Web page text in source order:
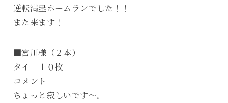
逆転満塁ホームランでした！！
また来ます！
■宮川様（２本）
タイ １０枚
コメント
ちょっと寂しいです～。